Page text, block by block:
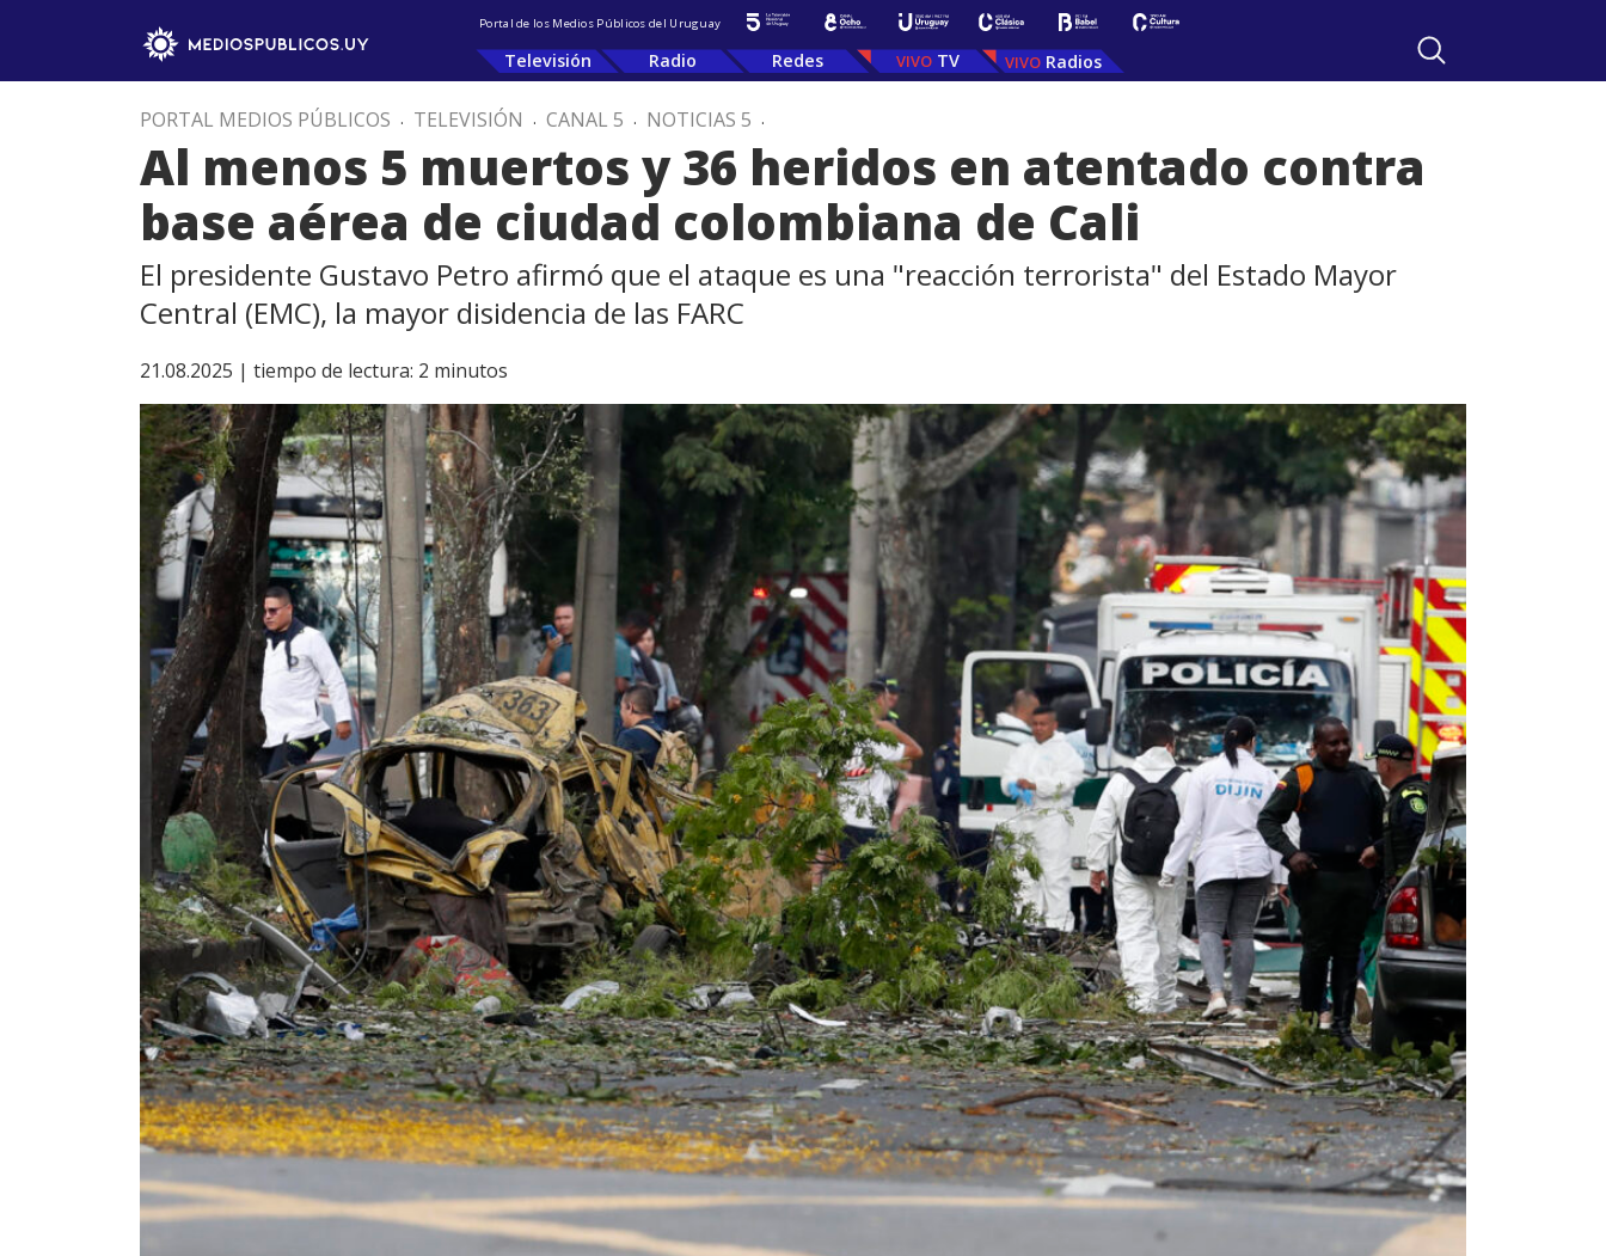
Portal de los Medios Públicos del Uruguay
Televisión Radio Redes TV Radios
PORTAL MEDIOS PÚBLICOS . TELEVISIÓN . CANAL 5 . NOTICIAS 5 .
Al menos 5 muertos y 36 heridos en atentado contra
base aérea de ciudad colombiana de Cali
El presidente Gustavo Petro afirmó que el ataque es una "reacción terrorista" del Estado Mayor
Central (EMC), la mayor disidencia de las FARC
21.08.2025 | tiempo de lectura: 2 minutos